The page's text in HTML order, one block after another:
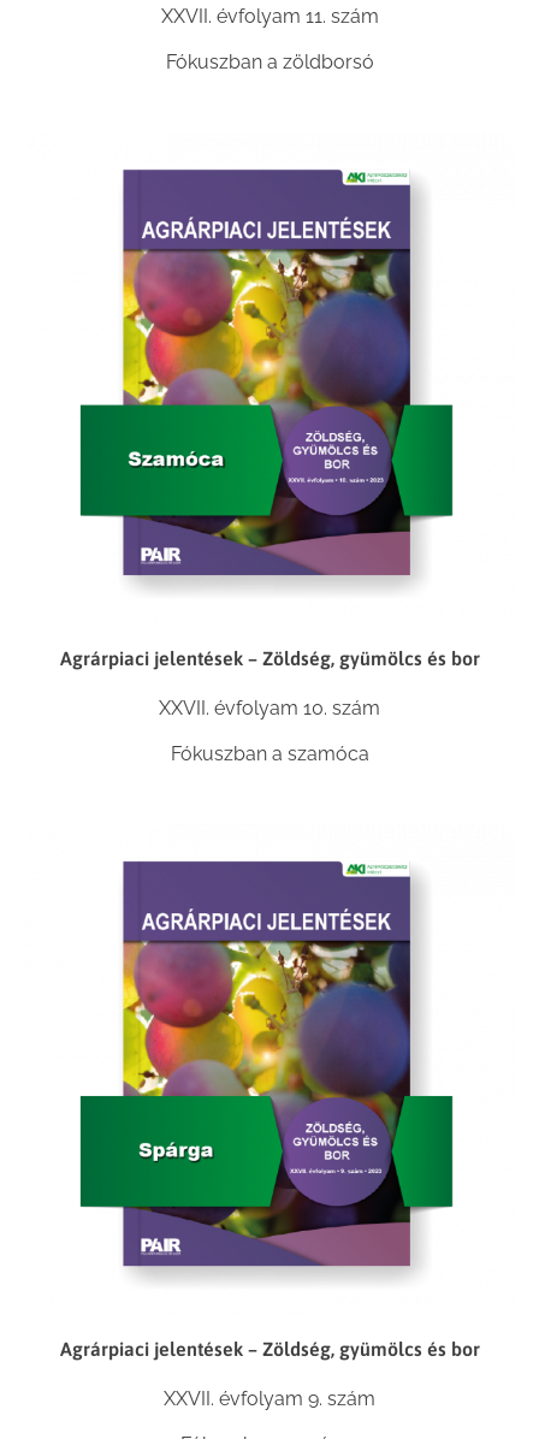
XXVII. évfolyam 11. szám
Fókuszban a zöldborsó
Agrárpiaci jelentések – Zöldség, gyümölcs és bor
XXVII. évfolyam 10. szám
Fókuszban a szamóca
Agrárpiaci jelentések – Zöldség, gyümölcs és bor
XXVII. évfolyam 9. szám